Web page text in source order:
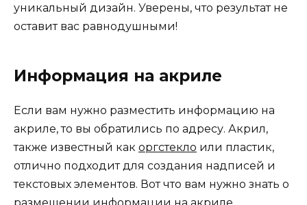
уникальный дизайн. Уверены, что результат не
оставит вас равнодушными!
Информация на акриле
Если вам нужно разместить информацию на
акриле, то вы обратились по адресу. Акрил,
также известный как оргстекло или пластик,
отлично подходит для создания надписей и
текстовых элементов. Вот что вам нужно знать о
размещении информации на акриле.